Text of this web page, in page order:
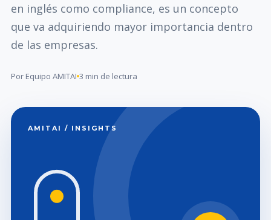
en inglés como compliance, es un concepto
que va adquiriendo mayor importancia dentro
de las empresas.
Por Equipo AMITAI 3 min de lectura
AMITAI / INSIGHTS